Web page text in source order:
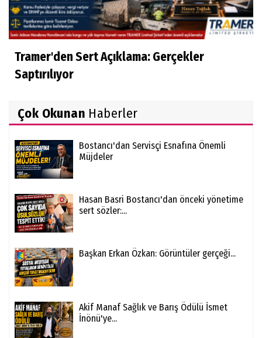
Tramer'den Sert Açıklama: Gerçekler
Saptırılıyor
Çok Okunan Haberler
Bostancı'dan Servisçi Esnafına Önemli
Müjdeler
Hasan Basri Bostancı'dan önceki yönetime
sert sözler:...
Başkan Erkan Özkan: Görüntüler gerçeği...
Akif Manaf Sağlık ve Barış Ödülü İsmet
İnönü'ye...